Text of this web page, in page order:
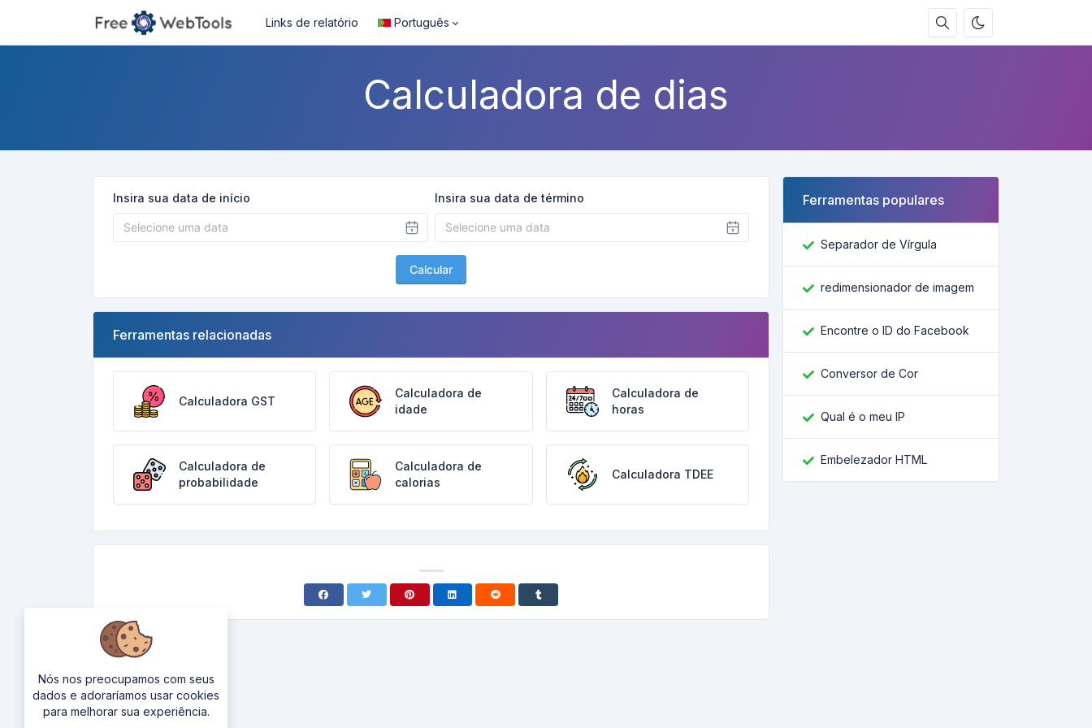
Links de relatório Português
Calculadora de dias
Insira sua data de início Insira sua data de término
Calcular
Ferramentas relacionadas
Calculadora GST
Calculadora de
idade
Calculadora de
horas
Calculadora de
probabilidade
Calculadora de
calorias
Calculadora TDEE
Ferramentas populares
Separador de Vírgula
redimensionador de imagem
Encontre o ID do Facebook
Conversor de Cor
Qual é o meu IP
Embelezador HTML
Nós nos preocupamos com seus
dados e adoraríamos usar cookies
para melhorar sua experiência.